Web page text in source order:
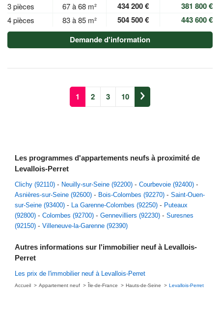
3 pièces 67 à 68 m² 434 200 € 381 800 €
4 pièces 83 à 85 m² 504 500 €
443 600 €
Demande d'information
1 2 3 10
Les programmes d'appartements neufs à proximité de
Levallois-Perret
Clichy (92110) Neuilly-sur-Seine (92200)
Courbevoie (92400)
Asnières-sur-Seine (92600)
Bois-Colombes (92270)
Saint-Ouen-
sur-Seine (93400)
La Garenne-Colombes (92250)
Puteaux
(92800)
Colombes (92700) Gennevilliers (92230)
Suresnes
(92150)
Villeneuve-la-Garenne (92390)
Autres informations sur l'immobilier neuf à Levallois-
Perret
Les prix de l'immobilier neuf à Levallois-Perret
Accueil Appartement neuf Île-de-France Hauts-de-Seine Levallois-Perret